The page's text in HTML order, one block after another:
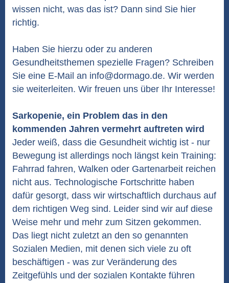
wissen nicht, was das ist? Dann sind Sie hier
richtig.
Haben Sie hierzu oder zu anderen
Gesundheitsthemen spezielle Fragen? Schreiben
Sie eine E-Mail an info@dormago.de. Wir werden
sie weiterleiten. Wir freuen uns über Ihr Interesse!
Sarkopenie, ein Problem das in den
kommenden Jahren vermehrt auftreten wird
Jeder weiß, dass die Gesundheit wichtig ist - nur
Bewegung ist allerdings noch längst kein Training:
Fahrrad fahren, Walken oder Gartenarbeit reichen
nicht aus. Technologische Fortschritte haben
dafür gesorgt, dass wir wirtschaftlich durchaus auf
dem richtigen Weg sind. Leider sind wir auf diese
Weise mehr und mehr zum Sitzen gekommen.
Das liegt nicht zuletzt an den so genannten
Sozialen Medien, mit denen sich viele zu oft
beschäftigen - was zur Veränderung des
Zeitgefühls und der sozialen Kontakte führen